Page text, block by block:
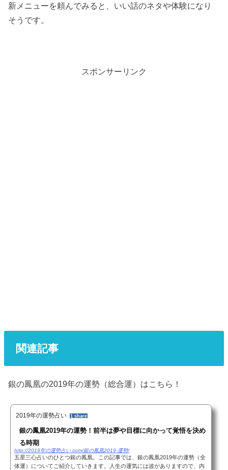
新メニューを頼んでみると、いい話のネタや体験になり
そうです。
スポンサーリンク
関連記事
銀の鳳凰の2019年の運勢（総合運）はこちら！
2019年の運勢占い 1 share
銀の鳳凰2019年の運勢！前半は夢や目標に向かって覚悟を決め
る時期
http://2019年の運勢占い.com/銀の鳳凰2019-運勢/
五星三心占いのひとつ銀の鳳凰。この記事では、銀の鳳凰2019年の運勢（全
体運）についてご紹介していきます。人生の運気には波がありますので、内